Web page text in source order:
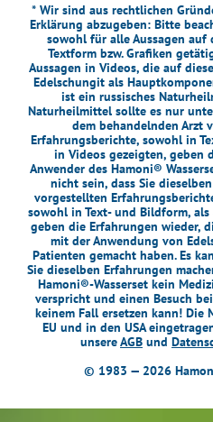
* Wir sind aus rechtlichen
Erklärung abzugeben: Bitte
sowohl für alle Aussagen
Textform bzw. Grafiken
Aussagen in Videos, die auf
Edelschungit als
ist ein russisches
Naturheilmittel sollte es nur
dem behandelnden Arzt
Erfahrungsberichte, sowohl in
in Videos gezeigten, geben
Anwender des Hamoni®
nicht sein, dass Sie
vorgestellten
sowohl in Text- und Bildform,
geben die Erfahrungen wieder,
mit der Anwendung von
Patienten gemacht haben. Es
Sie dieselben Erfahrungen
Hamoni®-Wasserset kein
verspricht und einen Besuch
keinem Fall ersetzen kann!
EU und in den USA
unsereAGB und
© 1983 — 2026